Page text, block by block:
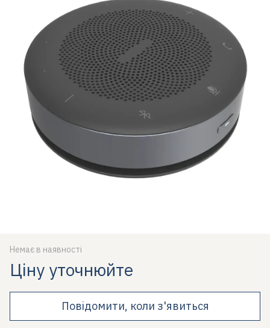
Немає в наявності
Ціну уточнюйте
Повідомити, коли з'явиться